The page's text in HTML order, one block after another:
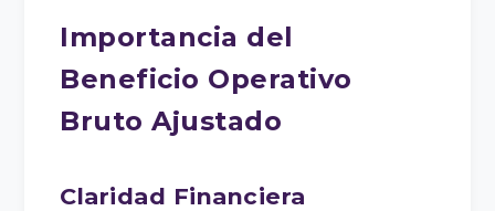
Importancia del
Beneficio Operativo
Bruto Ajustado
Claridad Financiera